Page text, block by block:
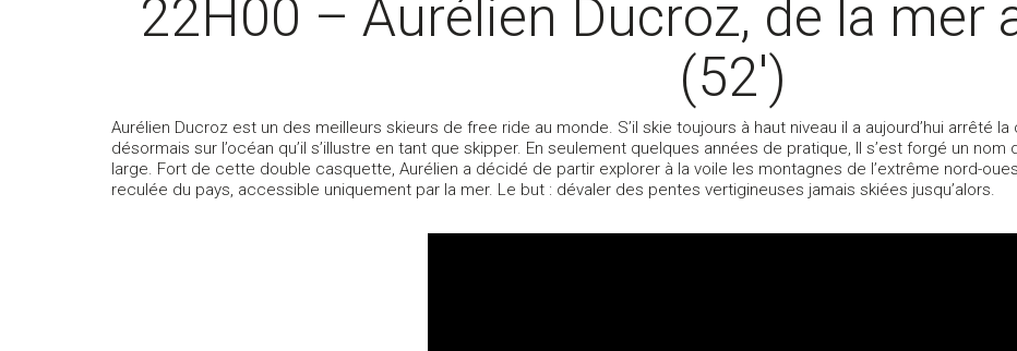
22H00 – Aurélien Ducroz, de la mer
(52′)
Aurélien Ducroz est un des meilleurs skieurs de free ride au monde. S’il skie toujours à haut niveau il a aujourd’hui arrêté
désormais sur l’océan qu’il s’illustre en tant que skipper. En seulement quelques années de pratique, Il s’est forgé un
large. Fort de cette double casquette, Aurélien a décidé de partir explorer à la voile les montagnes de l’extrême nord-
reculée du pays, accessible uniquement par la mer. Le but : dévaler des pentes vertigineuses jamais skiées jusqu’alors.